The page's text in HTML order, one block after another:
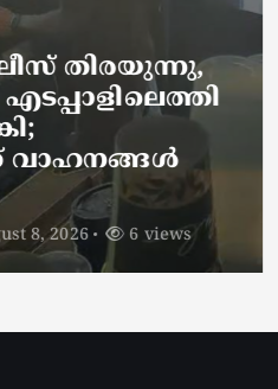
തിരയുന്നു,
വാഹനങ്ങൾ
8, 2026 6 views